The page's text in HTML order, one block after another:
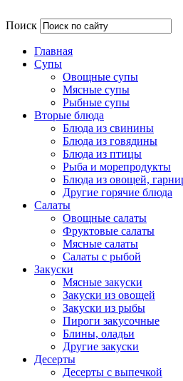
Поиск
Главная
Супы
Овощные супы
Мясные супы
Рыбные супы
Вторые блюда
Блюда из свинины
Блюда из говядины
Блюда из птицы
Рыба и морепродукты
Блюда из овощей,
Другие горячие блюда
Салаты
Овощные салаты
Фруктовые салаты
Мясные салаты
Салаты с рыбой
Закуски
Мясные закуски
Закуски из овощей
Закуски из рыбы
Пироги закусочные
Блины, оладьи
Другие закуски
Десерты
Десерты с выпечкой